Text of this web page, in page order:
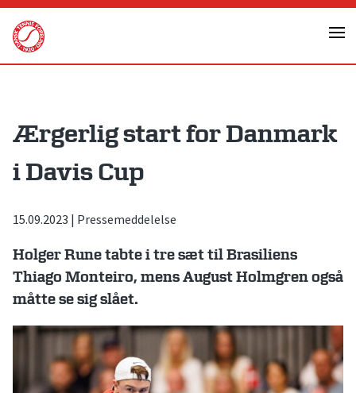
Skip
content
Ærgerlig start for Danmark
i Davis Cup
15.09.2023 | Pressemeddelelse
Holger Rune tabte i tre sæt til Brasiliens
Thiago Monteiro, mens August Holmgren også
måtte se sig slået.